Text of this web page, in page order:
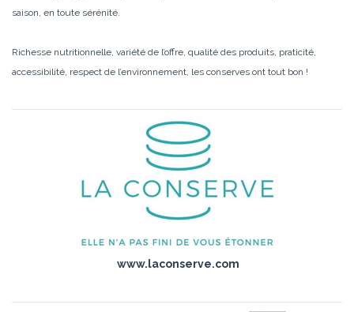
saison, en toute sérénité.
Richesse nutritionnelle, variété de l’offre, qualité des produits, praticité,
accessibilité, respect de l’environnement, les conserves ont tout bon !
www.laconserve.com